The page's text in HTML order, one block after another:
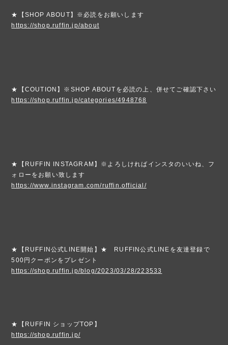
★【SHOP ABOUT】※必読をお願いします
https://shop.ruffin.jp/about
★【COUTION】※SHOP ABOUTを必読の上、併せてご確認下さい
https://shop.ruffin.jp/categories/4948768
★【RUFFIN INSTAGRAM】※よろしければインスタのいいね、フ
ォローをお願い致します
https://www.instagram.com/ruffin.official/
★【RUFFIN公式LINE開始】★ RUFFIN公式LINEを友達登録で
500円クーポンをプレゼント
https://shop.ruffin.jp/blog/2023/03/28/223533
★【RUFFIN ショップTOP】
https://shop.ruffin.jp/